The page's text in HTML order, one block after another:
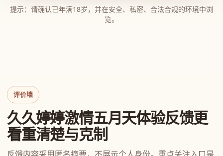
提示：请确认已年满18岁，并在安全、私密、合法合规的环境中浏
览。
评价墙
久久婷婷激情五月天体验反馈更
看重清楚与克制